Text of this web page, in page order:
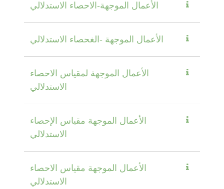
الأعمال الموجهة-الاحصاء الاستدلالي
الأعمال الموجهة -الغحصاء الاستدلالي
الأعمال الموجهة لمقياس الاحصاء
الاستدلالي
الأعمال الموجهة مقياس الإحصاء
الاستدلالي
الأعمال الموجهة مقياس الاحصاء
الاستدلالي